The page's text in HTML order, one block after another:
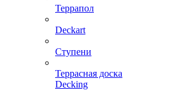
Террапол
Deckart
Ступени
Террасная доска
Decking